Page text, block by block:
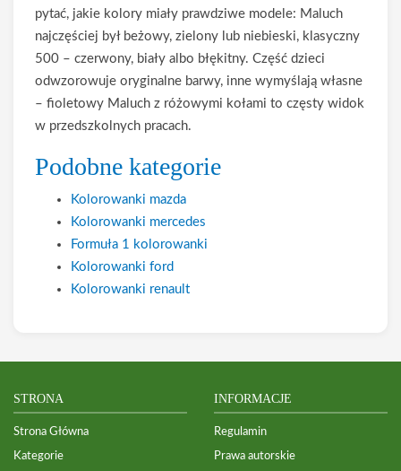
pytać, jakie kolory miały prawdziwe modele: Maluch
najczęściej był beżowy, zielony lub niebieski, klasyczny
500 – czerwony, biały albo błękitny. Część dzieci
odwzorowuje oryginalne barwy, inne wymyślają własne
– fioletowy Maluch z różowymi kołami to częsty widok
w przedszkolnych pracach.
Podobne kategorie
Kolorowanki mazda
Kolorowanki mercedes
Formuła 1 kolorowanki
Kolorowanki ford
Kolorowanki renault
STRONA
Strona Główna
Kategorie
INFORMACJE
Regulamin
Prawa autorskie